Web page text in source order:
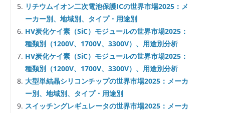
リチウムイオン二次電池保護ICの世界市場2025：メ
ーカー別、地域別、タイプ・用途別
HV炭化ケイ素（SiC）モジュールの世界市場2025：
種類別（1200V、1700V、3300V）、用途別分析
HV炭化ケイ素（SiC）モジュールの世界市場2025：
種類別（1200V、1700V、3300V）、用途別分析
大型単結晶シリコンチップの世界市場2025：メーカ
ー別、地域別、タイプ・用途別
スイッチングレギュレータの世界市場2025：メーカ